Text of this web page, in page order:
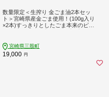
数量限定＜生搾り 金ごま油2本セッ
ト＞宮崎県産金ごま使用！(100g入り
×2本)すっきりとしたごま本来のピュ
宮崎県三股町
19,000 円